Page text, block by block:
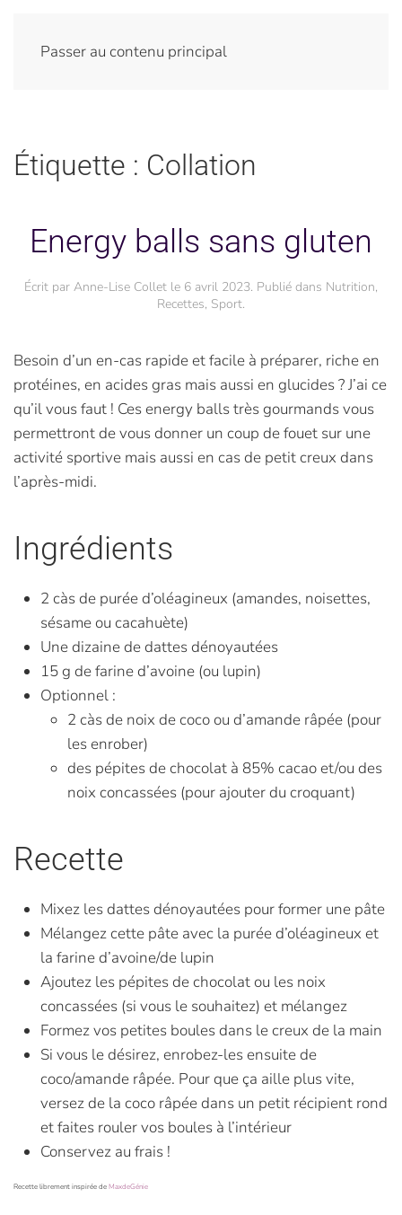
Passer au contenu principal
Étiquette : Collation
Energy balls sans gluten
Écrit par Anne-Lise Collet le 6 avril 2023. Publié dans Nutrition,
Recettes, Sport.
Besoin d’un en-cas rapide et facile à préparer, riche en
protéines, en acides gras mais aussi en glucides ? J’ai ce
qu’il vous faut ! Ces energy balls très gourmands vous
permettront de vous donner un coup de fouet sur une
activité sportive mais aussi en cas de petit creux dans
l’après-midi.
Ingrédients
2 càs de purée d’oléagineux (amandes, noisettes,
sésame ou cacahuète)
Une dizaine de dattes dénoyautées
15 g de farine d’avoine (ou lupin)
Optionnel :
2 càs de noix de coco ou d’amande râpée (pour
les enrober)
des pépites de chocolat à 85% cacao et/ou des
noix concassées (pour ajouter du croquant)
Recette
Mixez les dattes dénoyautées pour former une pâte
Mélangez cette pâte avec la purée d’oléagineux et
la farine d’avoine/de lupin
Ajoutez les pépites de chocolat ou les noix
concassées (si vous le souhaitez) et mélangez
Formez vos petites boules dans le creux de la main
Si vous le désirez, enrobez-les ensuite de
coco/amande râpée. Pour que ça aille plus vite,
versez de la coco râpée dans un petit récipient rond
et faites rouler vos boules à l’intérieur
Conservez au frais !
Recette librement inspirée deMaxdeGénie